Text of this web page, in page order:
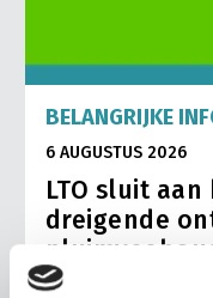
BELANGRIJKE
6 AUGUSTUS 2026
LTO sluit
dreigende
ZLTO, LLTB, LTO